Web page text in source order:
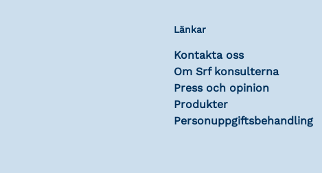
Länkar
Kontakta oss
Om Srf konsulterna
Press och opinion
Produkter
Personuppgiftsbehandling